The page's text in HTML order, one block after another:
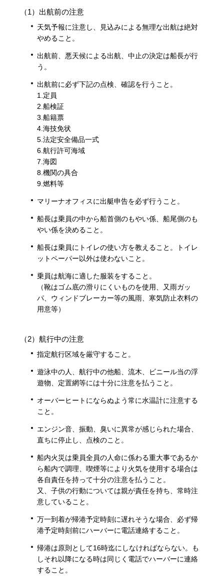
（1）出航前の注意
天気予報に注意し、見込みによる無理な出航は絶対
やめること。
出航前、悪天候による出航、中止の決定は船長が行
う。
出航前に必ず下記の点検、確認を行うこと。
1.定員
2.船検証
3.船籍票
4.海技免状
5.法定安全備品一式
6.航行許可海域
7.海図
8.機関の具合
9.燃料等
マリーナオフィスに出艇申告を必ず行うこと。
船長は乗員の中から船首側のもやい係、船尾側のも
やい係を決めること。
船長は乗員にトイレの使い方を教えること。トイレ
ットペーパー以外は使わないこと。
乗員は航海に適した服装をすること。
（靴はゴム底の滑りにくいものを使用、又雨ガッ
パ、ウィンドブレーカー等の風雨、寒気防止衣料の
用意等）
（2）航行中の注意
指定航行区域を厳守すること。
遊泳中の人、航行中の他船、流木、ビニール当の浮
遊物、定置網等には十分に注意を払うこと。
オーバーヒートにならぬよう常に水温計に注意する
こと。
エンジン音、振動、臭いに異常が感じられた場合、
直ちに停止し、点検のこと。
船内火災は乗員全員の人命に係わる重大事であるか
ら船内で調理、喫煙等により火気を使用する場合は
各自責任を持って十分の注意を払うこと。
又、子供の行動については親が責任を持ち、常時注
意していること。
万一到着が帰港予定時刻に遅れそうな場合、必ず帰
港予定時刻前にハーバーに電話連絡すること。
帰港は原則として16時迄にしなければならない。も
しそれ以降になる時は同じく電話でハーバーに連絡
すること。